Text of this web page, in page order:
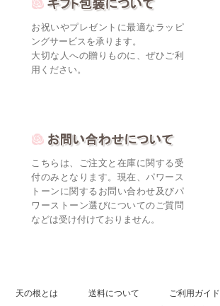
お祝いやプレゼントに最適なラッピ
ングサービスを承ります。
大切な人への贈りものに、ぜひご利
用ください。
こちらは、ご注文と在庫に関する受
付のみとなります。現在、パワース
トーンに関するお問い合わせ及びパ
ワーストーン選びについてのご質問
などは受け付けておりません。
天の根とは 送料について ご利用ガイド